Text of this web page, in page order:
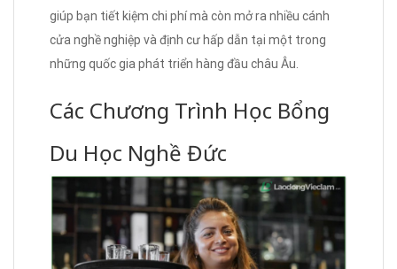
giúp bạn tiết kiệm chi phí mà còn mở ra nhiều cánh
cửa nghề nghiệp và định cư hấp dẫn tại một trong
những quốc gia phát triển hàng đầu châu Âu.
Các Chương Trình Học Bổng
Du Học Nghề Đức